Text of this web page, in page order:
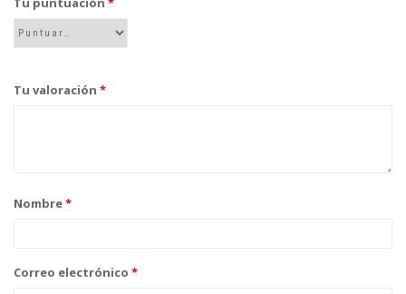
Tu valoración *
Nombre*
Correo electrónico *